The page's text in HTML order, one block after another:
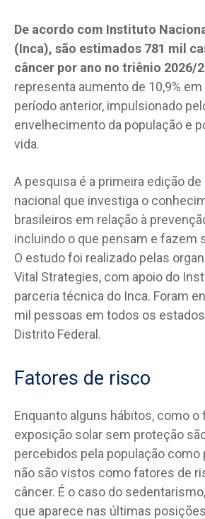
De acordo com Instituto
(Inca), são estimados 781 mil
câncer por ano no triênio 2026/
representa aumento de 10,9%
período anterior, impulsionado
envelhecimento da população e
vida.
A pesquisa é a primeira edição de
nacional que investiga o
brasileiros em relação à
incluindo o que pensam e fazem
O estudo foi realizado pelas
Vital Strategies, com apoio do
parceria técnica do Inca. Foram
mil pessoas em todos os
Distrito Federal.
Fatores de risco
Enquanto alguns hábitos, como o
exposição solar sem proteção
percebidos pela população como
não são vistos como fatores de
câncer. É o caso do
que aparece nas últimas